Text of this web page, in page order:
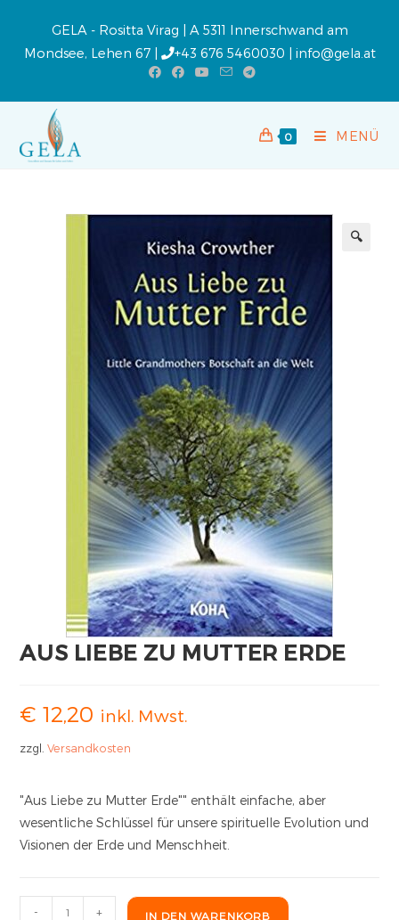
GELA - Rositta Virag | A 5311 Innerschwand am
Mondsee, Lehen 67 |
+43 676 5460030 | info@gela.at
0 MENÜ
AUS LIEBE ZU MUTTER ERDE
€ 12,20 inkl. Mwst.
zzgl.Versandkosten
"Aus Liebe zu Mutter Erde"" enthält einfache, aber
wesentliche Schlüssel für unsere spirituelle Evolution und
Visionen der Erde und Menschheit.
- + IN DEN WARENKORB